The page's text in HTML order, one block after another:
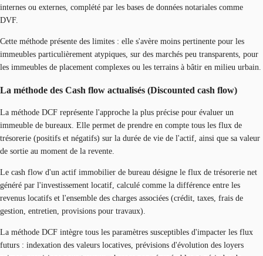
internes ou externes, complété par les bases de données notariales comme
DVF.
Cette méthode présente des limites : elle s'avère moins pertinente pour les
immeubles particulièrement atypiques, sur des marchés peu transparents, pour
les immeubles de placement complexes ou les terrains à bâtir en milieu urbain.
La méthode des Cash flow actualisés (Discounted cash flow)
La méthode DCF représente l'approche la plus précise pour évaluer un
immeuble de bureaux. Elle permet de prendre en compte tous les flux de
trésorerie (positifs et négatifs) sur la durée de vie de l'actif, ainsi que sa valeur
de sortie au moment de la revente.
Le cash flow d'un actif immobilier de bureau désigne le flux de trésorerie net
généré par l'investissement locatif, calculé comme la différence entre les
revenus locatifs et l'ensemble des charges associées (crédit, taxes, frais de
gestion, entretien, provisions pour travaux).
La méthode DCF intègre tous les paramètres susceptibles d'impacter les flux
futurs : indexation des valeurs locatives, prévisions d'évolution des loyers